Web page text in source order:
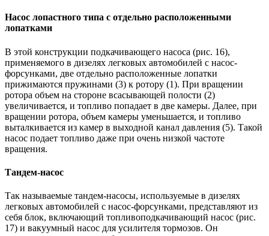
Насос лопастного типа с отдельно расположенными
лопатками
В этой конструкции подкачивающего насоса (рис. 16),
применяемого в дизелях легковых автомобилей с насос-
форсунками, две отдельно расположенные лопатки
прижимаются пружинами (3) к ротору (1). При вращении
ротора объем на стороне всасывающей полости (2)
увеличивается, и топливо попадает в две камеры. Далее, при
вращении ротора, объем камеры уменьшается, и топливо
выталкивается из камер в выходной канал давления (5). Такой
насос подает топливо даже при очень низкой частоте
вращения.
Тандем-насос
Так называемые тандем-насосы, используемые в дизелях
легковых автомобилей с насос-форсунками, представляют из
себя блок, включающий топливоподкачивающий насос (рис.
17) и вакуумный насос для усилителя тормозов. Он